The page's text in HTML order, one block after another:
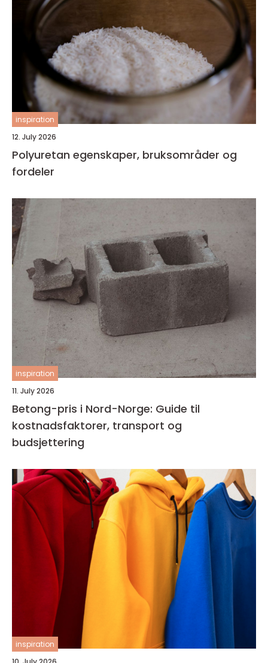
inspiration
12. July 2026
Polyuretan egenskaper, bruksområder og
fordeler
inspiration
11. July 2026
Betong-pris i Nord-Norge: Guide til
kostnadsfaktorer, transport og
budsjettering
inspiration